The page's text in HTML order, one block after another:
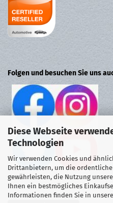
Diese Webseite
Technologien
Wir verwenden Cookies und
Drittanbietern, um die
gewährleisten, die Nutzung
Ihnen ein bestmögliches
Informationen finden Sie in
Folgen und besuchen Sie uns